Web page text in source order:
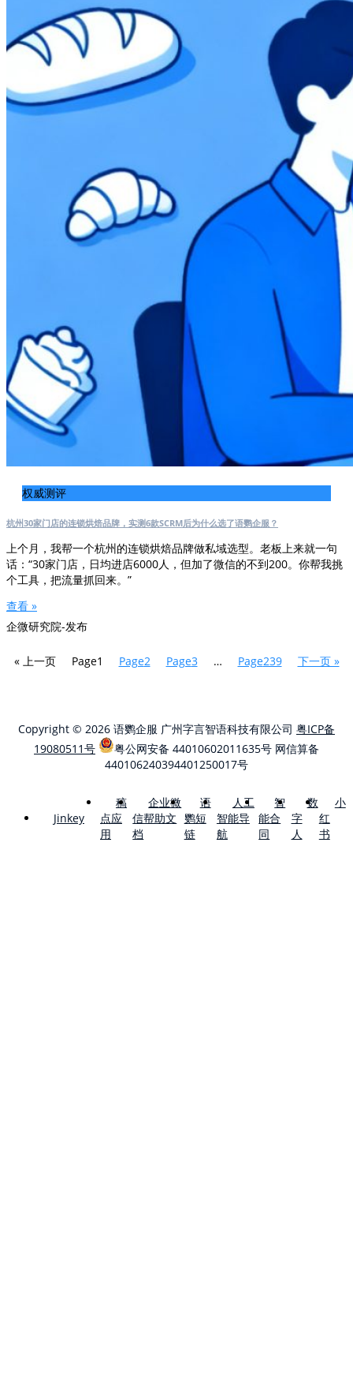
权威测评
杭州30家门店的连锁烘焙品牌，实测6款SCRM后为什么选了语鹦企服？
上个月，我帮一个杭州的连锁烘焙品牌做私域选型。老板上来就一句
话：“30家门店，日均进店6000人，但加了微信的不到200。你帮我挑
个工具，把流量抓回来。”
查看 »
企微研究院-发布
« 上一页 Page1 Page2 Page3 … Page239 下一页 »
Copyright © 2026 语鹦企服 广州字言智语科技有限公司 粤ICP备
19080511号
粤公网安备 44010602011635号 网信算备
440106240394401250017号
Jinkey
稿
点应
用
企业微
信帮助文
档
语
鹦短
链
人工
智能导
航
智
能合
同
数
字
人
小
红
书